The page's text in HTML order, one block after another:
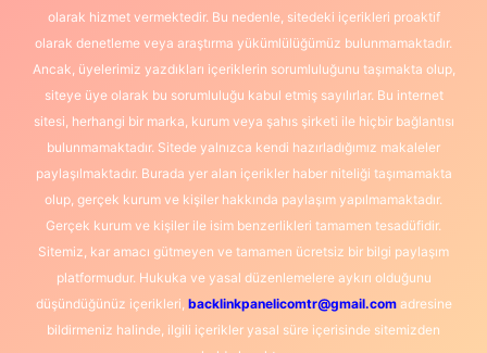
olarak hizmet vermektedir. Bu nedenle, sitedeki içerikleri proaktif
olarak denetleme veya araştırma yükümlülüğümüz bulunmamaktadır.
Ancak, üyelerimiz yazdıkları içeriklerin sorumluluğunu taşımakta olup,
siteye üye olarak bu sorumluluğu kabul etmiş sayılırlar. Bu internet
sitesi, herhangi bir marka, kurum veya şahıs şirketi ile hiçbir bağlantısı
bulunmamaktadır. Sitede yalnızca kendi hazırladığımız makaleler
paylaşılmaktadır. Burada yer alan içerikler haber niteliği taşımamakta
olup, gerçek kurum ve kişiler hakkında paylaşım yapılmamaktadır.
Gerçek kurum ve kişiler ile isim benzerlikleri tamamen tesadüfidir.
Sitemiz, kar amacı gütmeyen ve tamamen ücretsiz bir bilgi paylaşım
platformudur. Hukuka ve yasal düzenlemelere aykırı olduğunu
düşündüğünüz içerikleri, backlinkpanelicomtr@gmail.comadresine
bildirmeniz halinde, ilgili içerikler yasal süre içerisinde sitemizden